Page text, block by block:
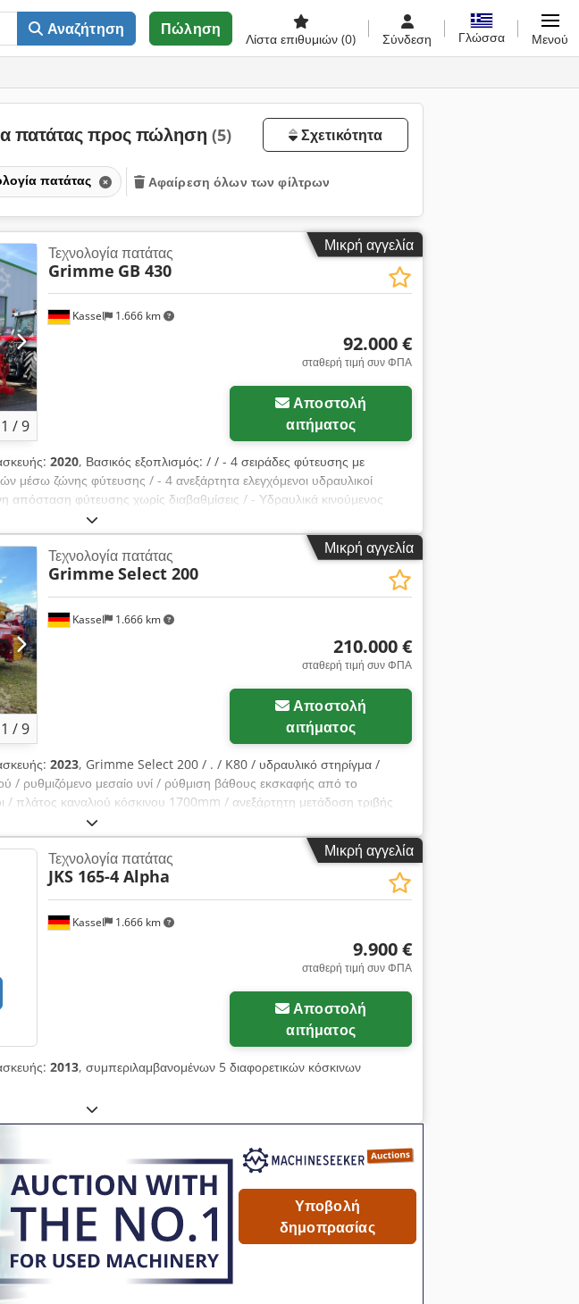
Αναζήτηση Πώληση
Λίστα επιθυμιών (0) Σύνδεση Γλώσσα Μενού
πατάτας προς πώληση (5) Σχετικότητα
πατάτας Αφαίρεση όλων των φίλτρων
Μικρή αγγελία
1 /9
Kassel 1.666 km
Τεχνολογία πατάτας
Grimme GB 430
92.000 €
σταθερή τιμή συν ΦΠΑ
Αποστολή
αιτήματος
2020, Βασικός εξοπλισμός: / / - 4 σειράδες φύτευσης με
μέσω ζώνης φύτευσης / - 4 ανεξάρτητα ελεγχόμενοι υδραυλικοί
απόσταση φύτευσης χωρίς διαβαθμίσεις / - Υδραυλικά κινούμενος
Μικρή αγγελία
1 /9
Kassel 1.666 km
Τεχνολογία πατάτας
Grimme Select 200
210.000 €
σταθερή τιμή συν ΦΠΑ
Αποστολή
αιτήματος
2023, Grimme Select 200 / . / K80 / υδραυλικό στηρίγμα /
/ ρυθμιζόμενο μεσαίο υνί / ρύθμιση βάθους εκσκαφής από το
/ πλάτος καναλιού κόσκινου 1700mm / ανεξάρτητη μετάδοση τριβής
Μικρή αγγελία
Kassel 1.666 km
Τεχνολογία πατάτας
JKS 165-4 Alpha
9.900 €
σταθερή τιμή συν ΦΠΑ
Αποστολή
αιτήματος
2013, συμπεριλαμβανομένων 5 διαφορετικών κόσκινων
Υποβολή
δημοπρασίας